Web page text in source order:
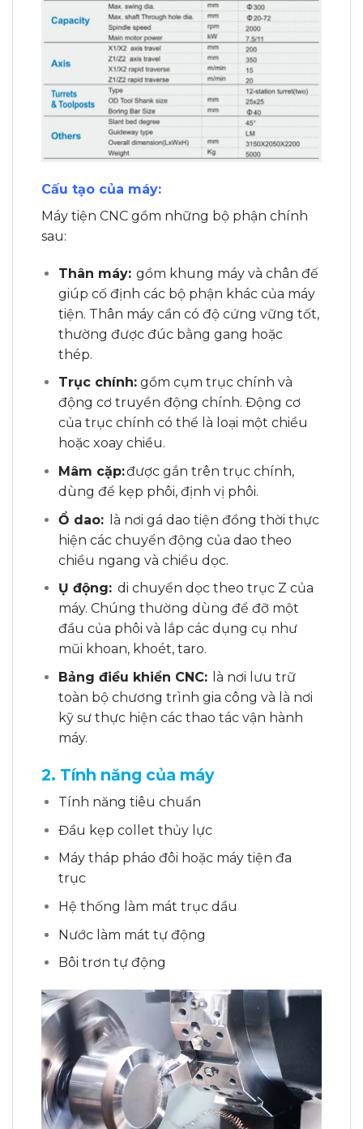
Cấu tạo của máy:
Máy tiện CNC gồm những bộ phận chính
sau:
Thân máy:gồm khung máy và chân đế
giúp cố định các bộ phận khác của máy
tiện. Thân máy cần có độ cứng vững tốt,
thường được đúc bằng gang hoặc
thép.
Trục chính:gồm cụm trục chính và
động cơ truyền động chính. Động cơ
của trục chính có thể là loại một chiều
hoặc xoay chiều.
Mâm cặp:được gắn trên trục chính,
dùng để kẹp phôi, định vị phôi.
Ổ dao:
là nơi gá dao tiện đồng thời thực
hiện các chuyển động của dao theo
chiều ngang và chiều dọc.
Ụ động: di chuyển dọc theo trục Z của
máy. Chúng thường dùng để đỡ một
đầu của phôi và lắp các dụng cụ như
mũi khoan, khoét, taro.
Bảng điều khiển CNC:là nơi lưu trữ
toàn bộ chương trình gia công và là nơi
kỹ sư thực hiện các thao tác vận hành
máy.
2. Tính năng của máy
Tính năng tiêu chuẩn
Đầu kẹp collet thủy lực
Máy tháp pháo đôi hoặc máy tiện đa
trục
Hệ thống làm mát trục dầu
Nước làm mát tự động
Bôi trơn tự động